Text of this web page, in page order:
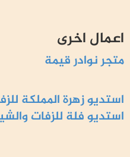
اعمال اخرى
متجر نوادر قيمة
استديو زهرة المملكة
استديو فلة للزفات